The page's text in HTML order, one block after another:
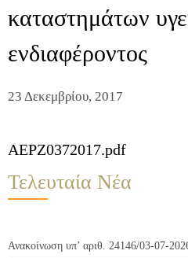
καταστημάτων
ενδιαφέροντος
23 Δεκεμβρίου, 2017
AEPZ0372017.pdf
Τελευταία Νέα
Ανακοίνωση υπ’ αριθ. 24146/03-07-